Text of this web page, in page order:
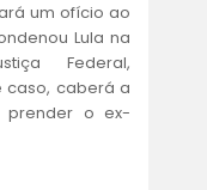
um ofício ao
Lula na
Federal,
caso, caberá a
prender o ex-